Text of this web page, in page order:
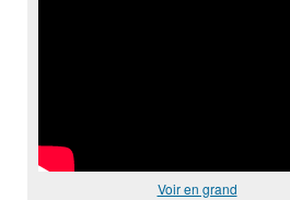
Voir en grand